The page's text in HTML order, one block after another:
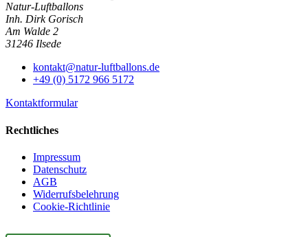
Natur-Luftballons
Inh. Dirk Gorisch
Am Walde 2
31246 Ilsede
kontakt@natur-luftballons.de
+49 (0) 5172 966 5172
Kontaktformular
Rechtliches
Impressum
Datenschutz
AGB
Widerrufsbelehrung
Cookie-Richtlinie